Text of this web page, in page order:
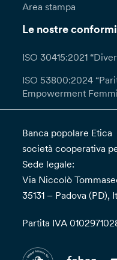
Area stampa
Le nostre
ISO 30415:2021
ISO 53800:2024
Empowerment
Banca popolare Etica
società cooperativa
Sede legale:
Via Niccolò
35131 – Padova (PD),
Partita IVA